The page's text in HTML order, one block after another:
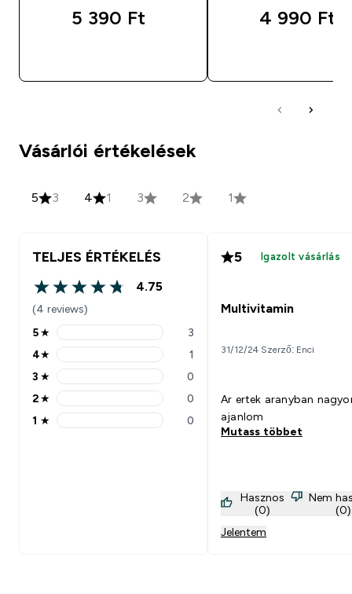
5 390 Ft‎ 4 990 Ft‎
Vásárlói értékelések
5 3 4 1 3 2 1
TELJES ÉRTÉKELÉS
4.75 out of 5 stars
4.75
(4 reviews)
5 stars rating 3 reviews
5★ 3
4 stars rating 1 reviews
4★ 1
3 stars rating 0 reviews
3 ★ 0
2 stars rating 0 reviews
2★ 0
1 stars rating 0 reviews
1 ★ 0
5 Igazolt vásárlás
Multivitamin
31/12/24 Szerző: Enci
Ar ertek aranyban
ajanlom
Mutass többet
Hasznos
(0)
Nem
(0)
Jelentem